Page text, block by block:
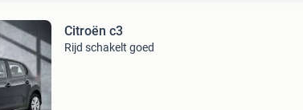
Citroën c3
Rijd schakelt goed